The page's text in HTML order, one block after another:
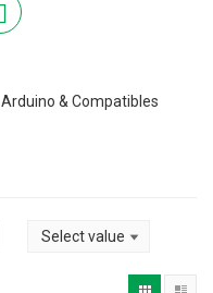
Arduino & Compatibles